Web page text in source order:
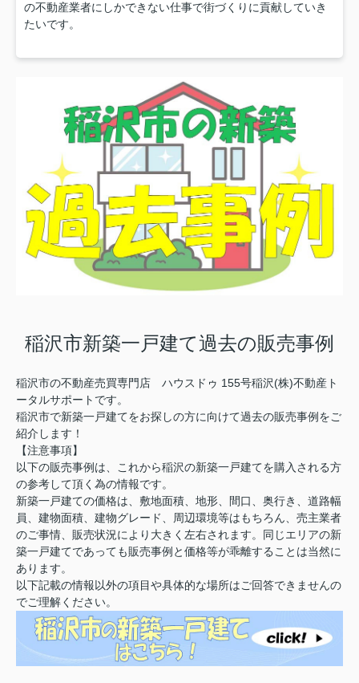
の不動産業者にしかできない仕事で街づくりに貢献していき
たいです。
稲沢市新築一戸建て過去の販売事例
稲沢市の不動産売買専門店 ハウスドゥ 155号稲沢(株)不動産ト
ータルサポートです。
稲沢市で新築一戸建てをお探しの方に向けて過去の販売事例をご
紹介します！
【注意事項】
以下の販売事例は、これから稲沢の新築一戸建てを購入される方
の参考して頂く為の情報です。
新築一戸建ての価格は、敷地面積、地形、間口、奥行き、道路幅
員、建物面積、建物グレード、周辺環境等はもちろん、売主業者
のご事情、販売状況により大きく左右されます。同じエリアの新
築一戸建てであっても販売事例と価格等が乖離することは当然に
あります。
以下記載の情報以外の項目や具体的な場所はご回答できませんの
でご理解ください。